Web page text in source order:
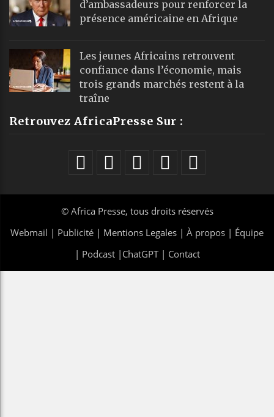
d’ambassadeurs pour renforcer la
présence américaine en Afrique
Les jeunes Africains retrouvent
confiance dans l’économie, mais
trois grands marchés restent à la
traîne
Retrouvez AfricaPresse Sur :
© Africa Presse, tous droits réservés
Webmail | Publicité | Mentions Legales | À propos | Équipe
| Podcast| ChatGPT| Contact